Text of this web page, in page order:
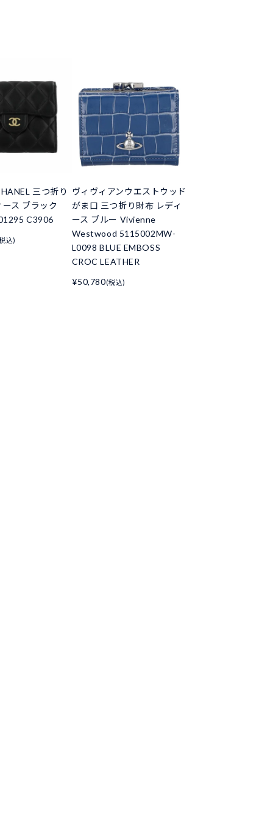
三つ折り
ス ブラック
C3906
込)
ヴィヴィアンウエストウッド
がま口 三つ折り財布 レディ
ース ブルー Vivienne
Westwood 5115002MW-
L0098 BLUE EMBOSS
CROC LEATHER
¥50,780(税込)